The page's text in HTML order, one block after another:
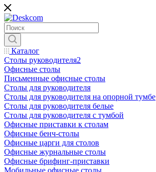
Каталог
Столы руководителя2
Офисные столы
Письменные офисные столы
Столы для руководителя
Столы для руководителя на опорной тумбе
Столы для руководителя белые
Столы для руководителя с тумбой
Офисные приставки к столам
Офисные бенч-столы
Офисные царги для столов
Офисные журнальные столы
Офисные брифинг-приставки
Мобильные офисные столы